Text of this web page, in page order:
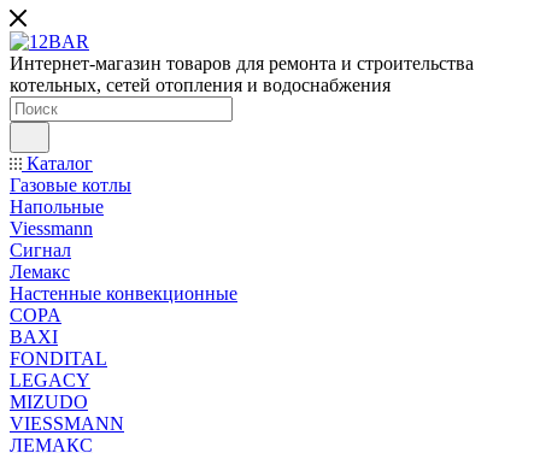
Интернет-магазин товаров для ремонта и строительства
котельных, сетей отопления и водоснабжения
Каталог
Газовые котлы
Напольные
Viessmann
Сигнал
Лемакс
Настенные конвекционные
COPA
BAXI
FONDITAL
LEGACY
MIZUDO
VIESSMANN
ЛЕМАКС